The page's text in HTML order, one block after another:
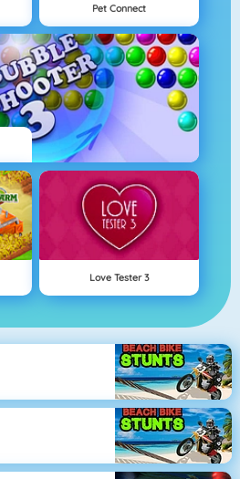
Pet Connect
Love Tester 3